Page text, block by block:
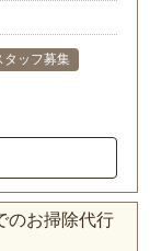
タッフ募集
のお掃除代行